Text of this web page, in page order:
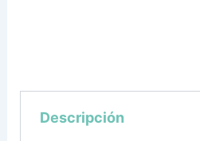
Descripción